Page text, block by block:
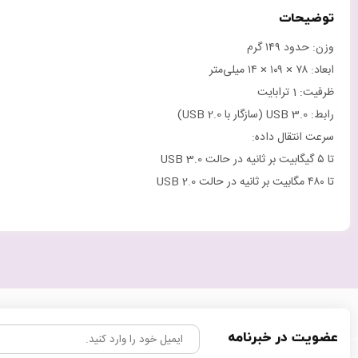
توضیحات
وزن: حدود ۱۴۹ گرم
ابعاد: ۷۸ × ۱۰۹ × ۱۴ میلی‌متر
ظرفیت: 1 ترابایت
رابط: USB 3.0 (سازگار با USB 2.0)
سرعت انتقال داده:
تا ۵ گیگابیت بر ثانیه در حالت USB 3.0
تا ۴۸۰ مگابیت بر ثانیه در حالت USB 2.0
عضویت در خبرنامه